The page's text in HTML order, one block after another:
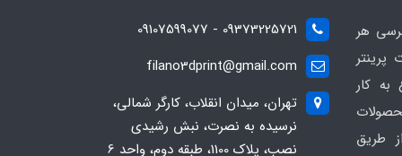
هر
1401 شروع به کار
طریق
09373225721 - 09107599077
filano3dprint@gmail.com
تهران، میدان انقلاب، کارگر شمالی،
نرسیده به نصرت، نبش رشیدی
نصب، پلاک 1100، طبقه دوم، واحد 6